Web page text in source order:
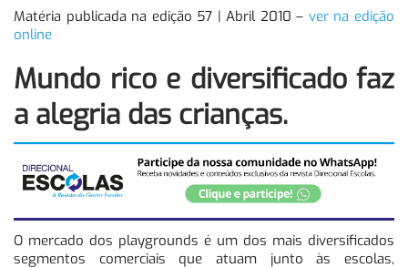
Matéria publicada na edição 57 | Abril 2010 – ver na edição
online
Mundo rico e diversificado faz
a alegria das crianças.
O mercado dos playgrounds é um dos mais diversificados
segmentos comerciais que atuam junto às escolas,